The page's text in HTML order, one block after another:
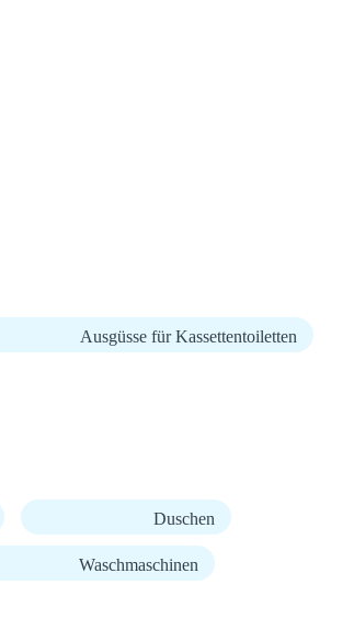
Ausgüsse für Kassettentoiletten
Duschen
Waschmaschinen